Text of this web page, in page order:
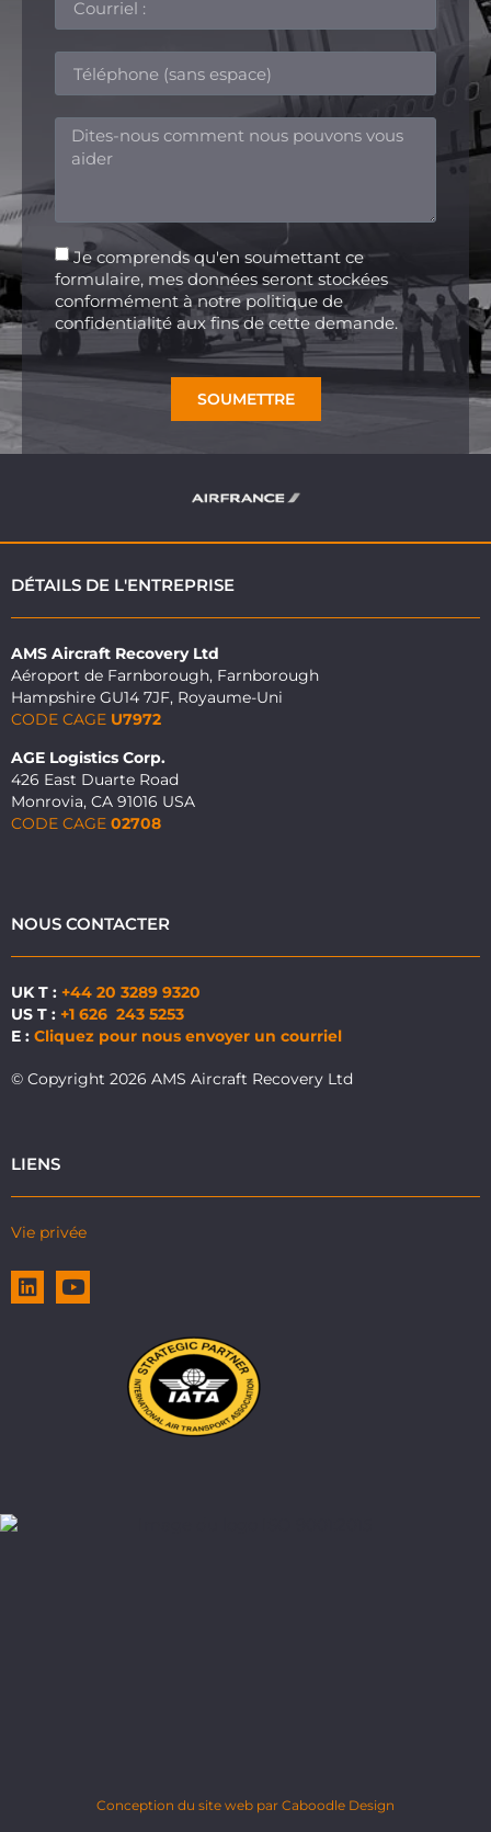
Je comprends qu'en soumettant ce
formulaire, mes données seront stockées
conformément à notre politique de
confidentialité aux fins de cette demande.
SOUMETTRE
DÉTAILS DE L'ENTREPRISE
AMS Aircraft Recovery Ltd
Aéroport de Farnborough, Farnborough
Hampshire GU14 7JF, Royaume-Uni
CODE CAGE U7972
AGE Logistics Corp.
426 East Duarte Road
Monrovia, CA 91016 USA
CODE CAGE 02708
NOUS CONTACTER
UK T : +44 20 3289 9320
US T : +1 626 243 5253
E : Cliquez pour nous envoyer un courriel
© Copyright 2026 AMS Aircraft Recovery Ltd
LIENS
Vie privée
Conception du site web par Caboodle Design